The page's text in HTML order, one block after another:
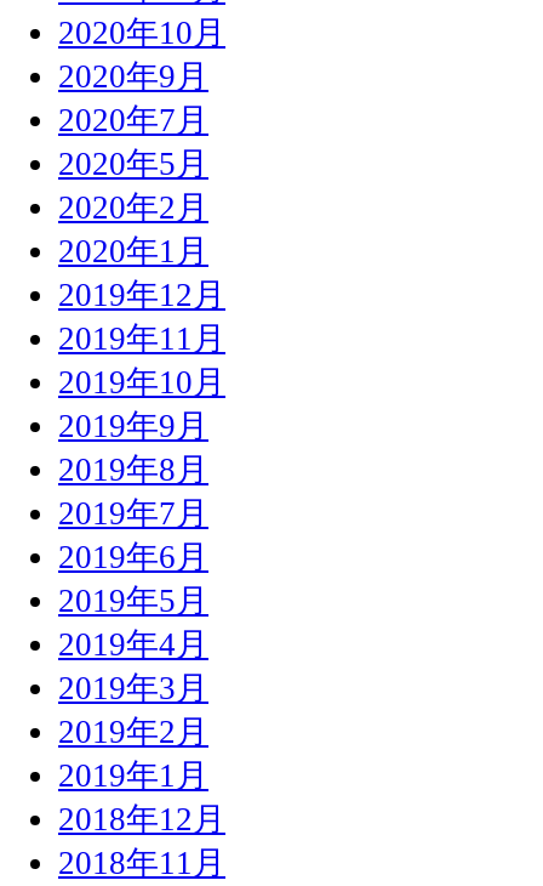
2020年10月
2020年9月
2020年7月
2020年5月
2020年2月
2020年1月
2019年12月
2019年11月
2019年10月
2019年9月
2019年8月
2019年7月
2019年6月
2019年5月
2019年4月
2019年3月
2019年2月
2019年1月
2018年12月
2018年11月